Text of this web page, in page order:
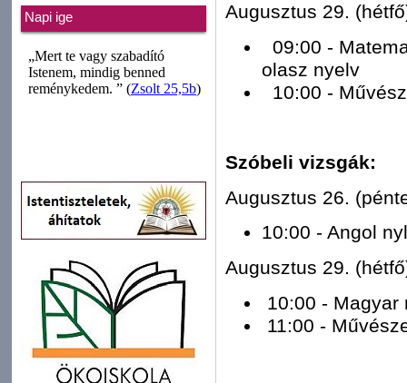
Napi ige
Augusztus 29.
09:00 -
olasz nyelv
10:00 -
Szóbeli vizsgák:
Augusztus 26.
10:00 - Angol
Augusztus 29.
10:00 -
11:00 -